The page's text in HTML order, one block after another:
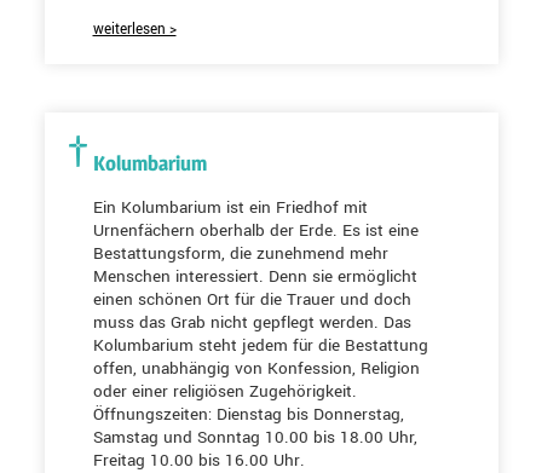
weiterlesen >
Kolumbarium
Ein Kolumbarium ist ein Friedhof mit
Urnenfächern oberhalb der Erde. Es ist eine
Bestattungsform, die zunehmend mehr
Menschen interessiert. Denn sie ermöglicht
einen schönen Ort für die Trauer und doch
muss das Grab nicht gepflegt werden. Das
Kolumbarium steht jedem für die Bestattung
offen, unabhängig von Konfession, Religion
oder einer religiösen Zugehörigkeit.
Öffnungszeiten: Dienstag bis Donnerstag,
Samstag und Sonntag 10.00 bis 18.00 Uhr,
Freitag 10.00 bis 16.00 Uhr.